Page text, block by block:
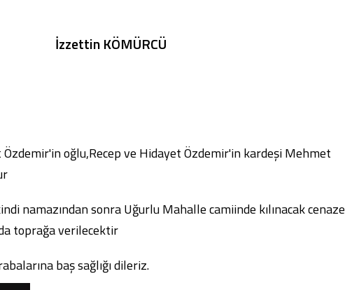
İzzettin KÖMÜRCÜ
oğlu,Recep ve Hidayet Özdemir'in kardeşi Mehmet
namazından sonra Uğurlu Mahalle camiinde kılınacak cenaze
toprağa verilecektir
baş sağlığı dileriz.